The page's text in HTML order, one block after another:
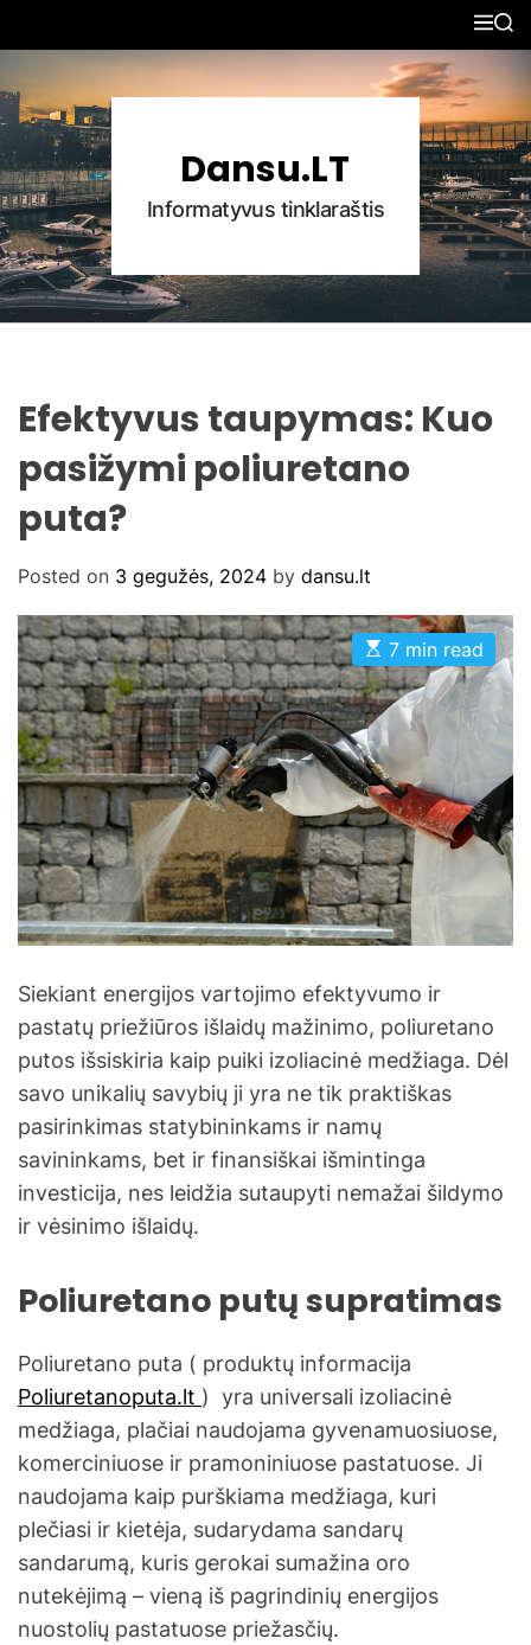
p
t
o
c
o
n
t
e
M
U
S
C
H
Dansu.LT
Informatyvus tinklaraštis
Efektyvus taupymas: Kuo
pasižymi poliuretano
puta?
Posted on 3 gegužės, 2024 by dansu.lt
E
s
t
i
m
a
t
e
d
r
e
a
d
t
i
m
e
7 min read
Siekiant energijos vartojimo efektyvumo ir
pastatų priežiūros išlaidų mažinimo, poliuretano
putos išsiskiria kaip puiki izoliacinė medžiaga. Dėl
savo unikalių savybių ji yra ne tik praktiškas
pasirinkimas statybininkams ir namų
savininkams, bet ir finansiškai išmintinga
investicija, nes leidžia sutaupyti nemažai šildymo
ir vėsinimo išlaidų.
Poliuretano putų supratimas
Poliuretano puta ( produktų informacija
Poliuretanoputa.lt ) yra universali izoliacinė
medžiaga, plačiai naudojama gyvenamuosiuose,
komerciniuose ir pramoniniuose pastatuose. Ji
naudojama kaip purškiama medžiaga, kuri
plečiasi ir kietėja, sudarydama sandarų
sandarumą, kuris gerokai sumažina oro
nutekėjimą – vieną iš pagrindinių energijos
nuostolių pastatuose priežasčių.